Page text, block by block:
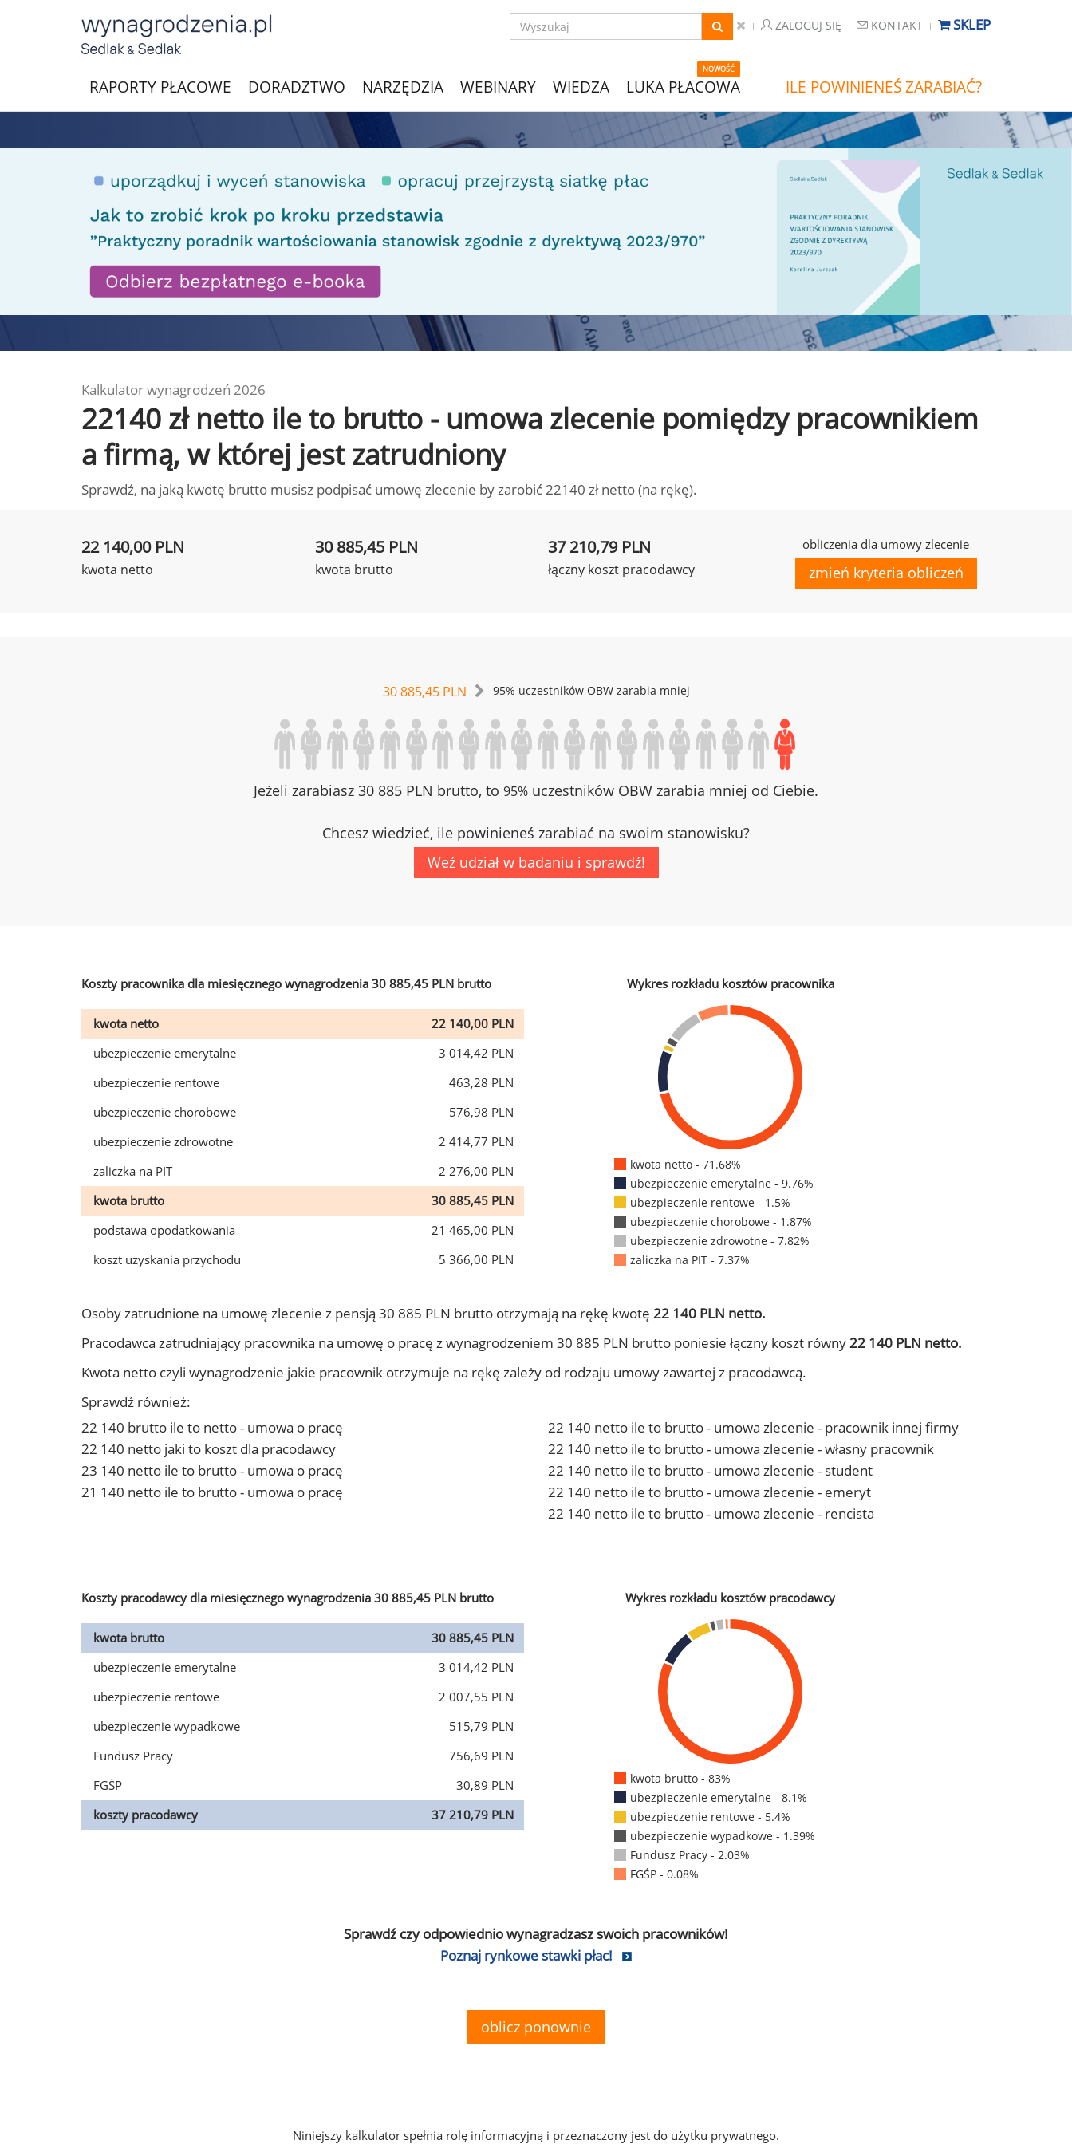
ZALOGUJ SIĘ KONTAKT SKLEP
RAPORTY PŁACOWE DORADZTWO NARZĘDZIA WEBINARY WIEDZA
NOWOŚĆ
LUKA PŁACOWA ILE POWINIENEŚ ZARABIAĆ?
Kalkulator wynagrodzeń 2026
22140 zł netto ile to brutto - umowa zlecenie pomiędzy pracownikiem
a firmą, w której jest zatrudniony
Sprawdź, na jaką kwotę brutto musisz podpisać umowę zlecenie by zarobić 22140 zł netto (na rękę).
22 140,00 PLN
kwota netto
30 885,45 PLN
kwota brutto
37 210,79 PLN
łączny koszt pracodawcy
obliczenia dla umowy zlecenie
zmień kryteria obliczeń
30 885,45 PLN 95% uczestników OBW zarabia mniej
Jeżeli zarabiasz 30 885 PLN brutto, to 95% uczestników OBW zarabia mniej od Ciebie.
Chcesz wiedzieć, ile powinieneś zarabiać na swoim stanowisku?
Weź udział w badaniu i sprawdź!
Koszty pracownika dla miesięcznego wynagrodzenia 30 885,45 PLN brutto
kwota netto
22 140,00 PLN
ubezpieczenie emerytalne
3 014,42 PLN
ubezpieczenie rentowe
463,28 PLN
ubezpieczenie chorobowe
576,98 PLN
ubezpieczenie zdrowotne
2 414,77 PLN
zaliczka na PIT
2 276,00 PLN
kwota brutto
30 885,45 PLN
podstawa opodatkowania
21 465,00 PLN
koszt uzyskania przychodu
5 366,00 PLN
Wykres rozkładu kosztów pracownika
kwota netto - 71.68%
ubezpieczenie emerytalne - 9.76%
ubezpieczenie rentowe - 1.5%
ubezpieczenie chorobowe - 1.87%
ubezpieczenie zdrowotne - 7.82%
zaliczka na PIT - 7.37%
Osoby zatrudnione na umowę zlecenie z pensją 30 885 PLN brutto otrzymają na rękę kwotę 22 140 PLN netto.
Pracodawca zatrudniający pracownika na umowę o pracę z wynagrodzeniem 30 885 PLN brutto poniesie łączny koszt równy22 140 PLN netto.
Kwota netto czyli wynagrodzenie jakie pracownik otrzymuje na rękę zależy od rodzaju umowy zawartej z pracodawcą.
Sprawdź również:
22 140 brutto ile to netto - umowa o pracę
22 140 netto jaki to koszt dla pracodawcy
23 140 netto ile to brutto - umowa o pracę
21 140 netto ile to brutto - umowa o pracę
22 140 netto ile to brutto - umowa zlecenie - pracownik innej firmy
22 140 netto ile to brutto - umowa zlecenie - własny pracownik
22 140 netto ile to brutto - umowa zlecenie - student
22 140 netto ile to brutto - umowa zlecenie - emeryt
22 140 netto ile to brutto - umowa zlecenie - rencista
Koszty pracodawcy dla miesięcznego wynagrodzenia 30 885,45 PLN brutto
kwota brutto
30 885,45 PLN
ubezpieczenie emerytalne
3 014,42 PLN
ubezpieczenie rentowe
2 007,55 PLN
ubezpieczenie wypadkowe
515,79 PLN
Fundusz Pracy
756,69 PLN
FGŚP
30,89 PLN
koszty pracodawcy
37 210,79 PLN
Wykres rozkładu kosztów pracodawcy
kwota brutto - 83%
ubezpieczenie emerytalne - 8.1%
ubezpieczenie rentowe - 5.4%
ubezpieczenie wypadkowe - 1.39%
Fundusz Pracy - 2.03%
FGŚP - 0.08%
Sprawdź czy odpowiednio wynagradzasz swoich pracowników!
Poznaj rynkowe stawki płac!
oblicz ponownie
Niniejszy kalkulator spełnia rolę informacyjną i przeznaczony jest do użytku prywatnego.